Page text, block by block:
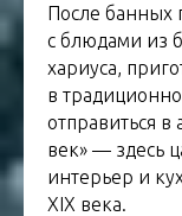
После банных
с блюдами из
хариуса,
в
отправиться
век» — здесь
интерьер и
XIX века.